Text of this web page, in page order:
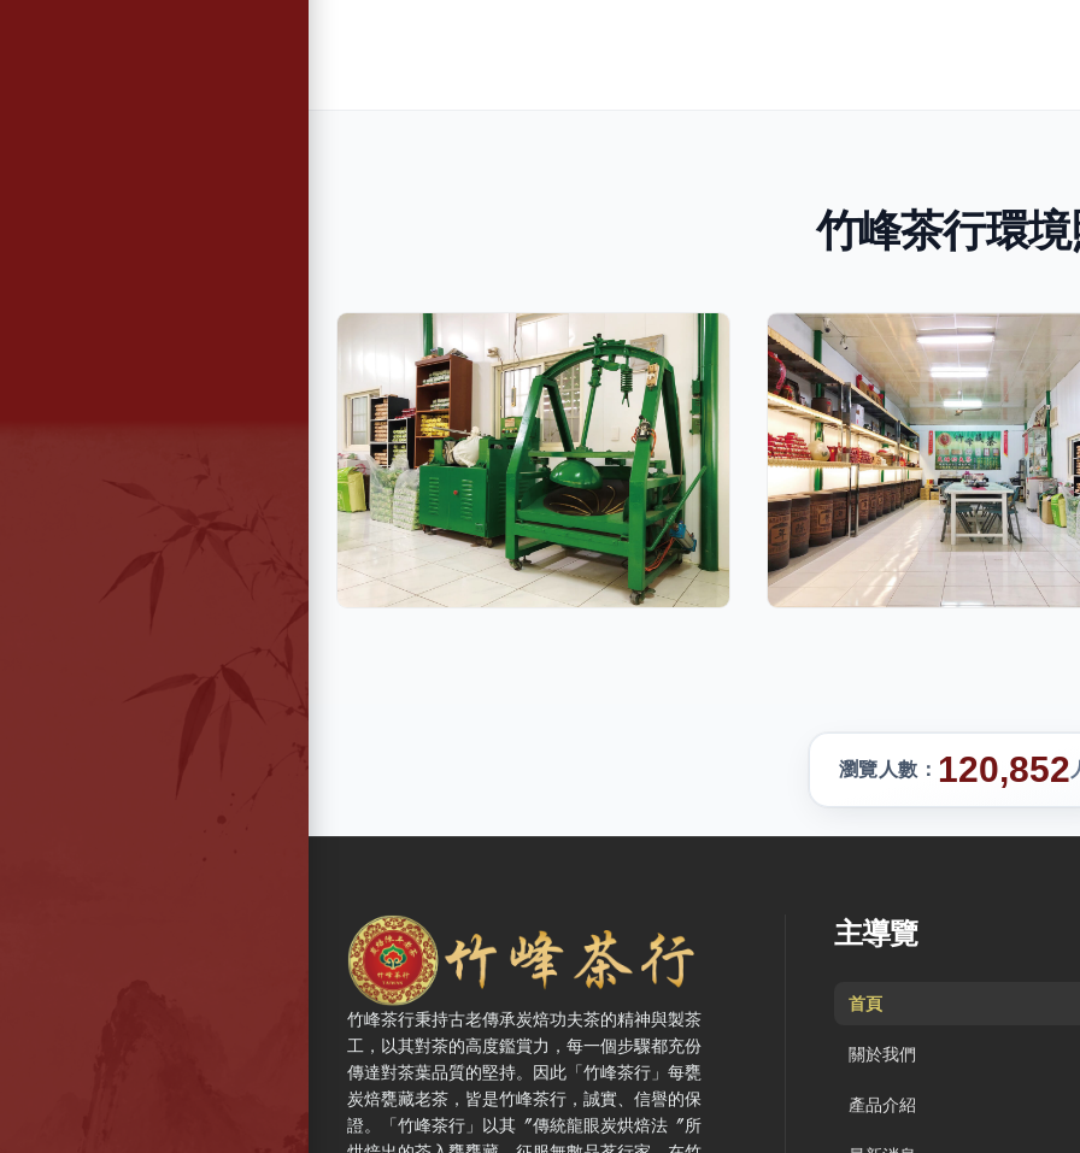
竹峰茶行環境
瀏覽人數： 120,852
竹峰茶行 — 網站概要、主導覽與聯絡方式
竹峰茶行秉持古老傳承炭焙功夫茶的精神與製茶
工，以其對茶的高度鑑賞力，每一個步驟都充份
傳達對茶葉品質的堅持。因此「竹峰茶行」每甕
炭焙甕藏老茶，皆是竹峰茶行，誠實、信譽的保
證。「竹峰茶行」以其〞傳統龍眼炭烘焙法〞所
主導覽
首頁
關於我們
產品介紹